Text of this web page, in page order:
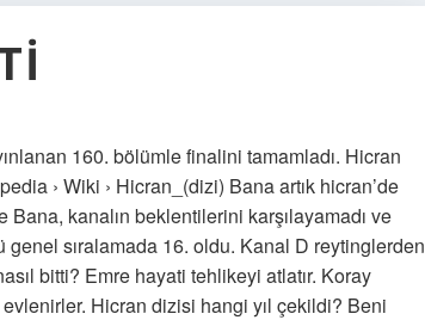
160. bölümle finalini tamamladı. Hicran
› Wiki › Hicran_(dizi) Bana artık hicran’de
kanalın beklentilerini karşılayamadı ve
sıralamada 16. oldu. Kanal D reytinglerden
bitti? Emre hayati tehlikeyi atlatır. Koray
Hicran dizisi hangi yıl çekildi? Beni